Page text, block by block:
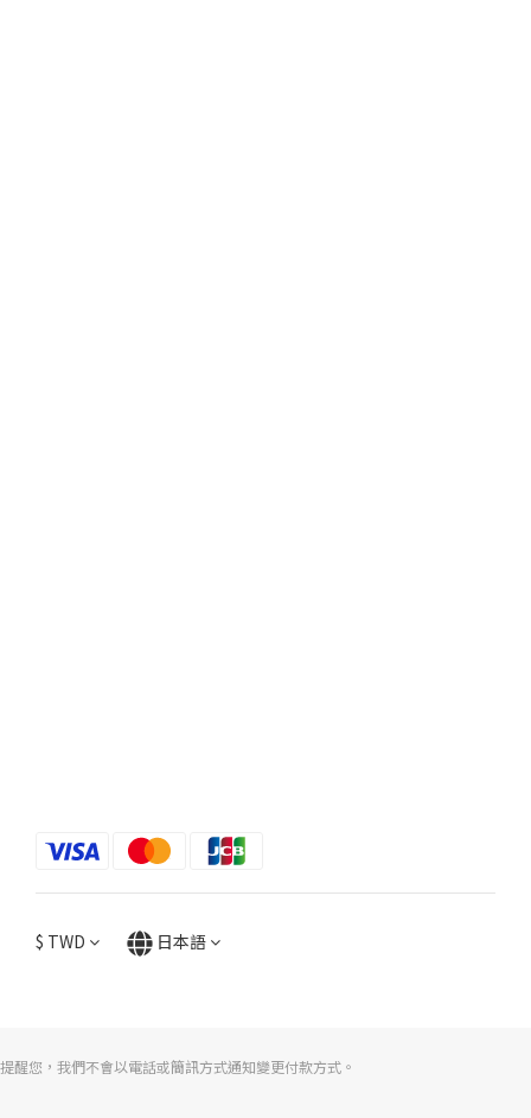
$ TWD 日本語
提醒您，我們不會以電話或簡訊方式通知變更付款方式。